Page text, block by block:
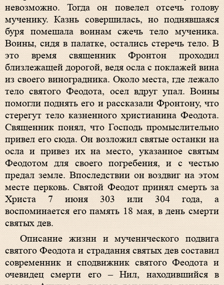
невозможно. Тогда он повелел отсечь голову
мученику. Казнь совершилась, но поднявшаяся
буря помешала воинам сжечь тело мученика.
Воины, сидя в палатке, остались стеречь тело. В
это время священник Фронтон проходил
близлежащей дорогой, ведя осла с поклажей вина
из своего виноградника. Около места, где лежало
тело святого Феодота, осел вдруг упал. Воины
помогли поднять его и рассказали Фронтону, что
стерегут тело казненного христианина Феодота.
Священник понял, что Господь промыслительно
привел его сюда. Он возложил святые останки на
осла и привез их на место, указанное святым
Феодотом для своего погребения, и с честью
предал земле. Впоследствии он воздвиг на этом
месте церковь. Святой Феодот принял смерть за
Христа 7 июня 303 или 304 года, а
воспоминается его память 18 мая, в день смерти
святых дев.
Описание жизни и мученического подвига
святого Феодота и страдания святых дев составил
современник и сподвижник святого Феодота и
очевидец смерти его – Нил, находившийся в